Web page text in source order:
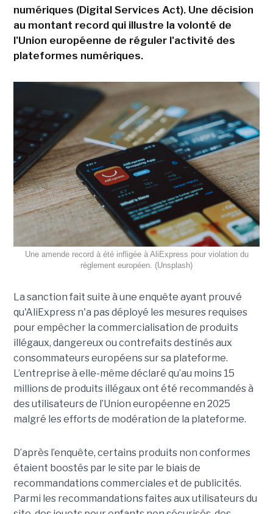
numériques (Digital Services Act). Une décision
au montant record qui illustre la volonté de
l'Union européenne de réguler l'activité des
plateformes numériques.
Une amende record à été infligée à AliExpress pour violation du
règlement européen. (Unsplash)
La sanction fait suite à une enquête ayant prouvé
qu'AliExpress n'a pas déployé les mesures requises
pour empêcher la commercialisation de produits
illégaux, dangereux ou contrefaits destinés aux
consommateurs européens sur sa plateforme.
L’entreprise à elle-même déclaré qu’au moins 15
millions de produits illégaux ont été recommandés à
des utilisateurs de l’Union européenne en 2025
malgré les efforts de modération de la plateforme.
D’après l’enquête, certains produits non conformes
étaient boostés par le site par le biais de
recommandations commerciales et de publicités.
Parmi les recommandations faites aux utilisateurs du